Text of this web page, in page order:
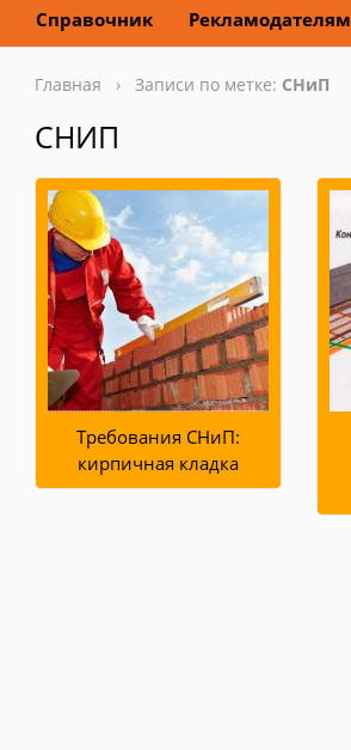
Справочник Рекламодателям
Главная › Записи по метке: СНиП
СНИП
Требования СНиП:
кирпичная кладка